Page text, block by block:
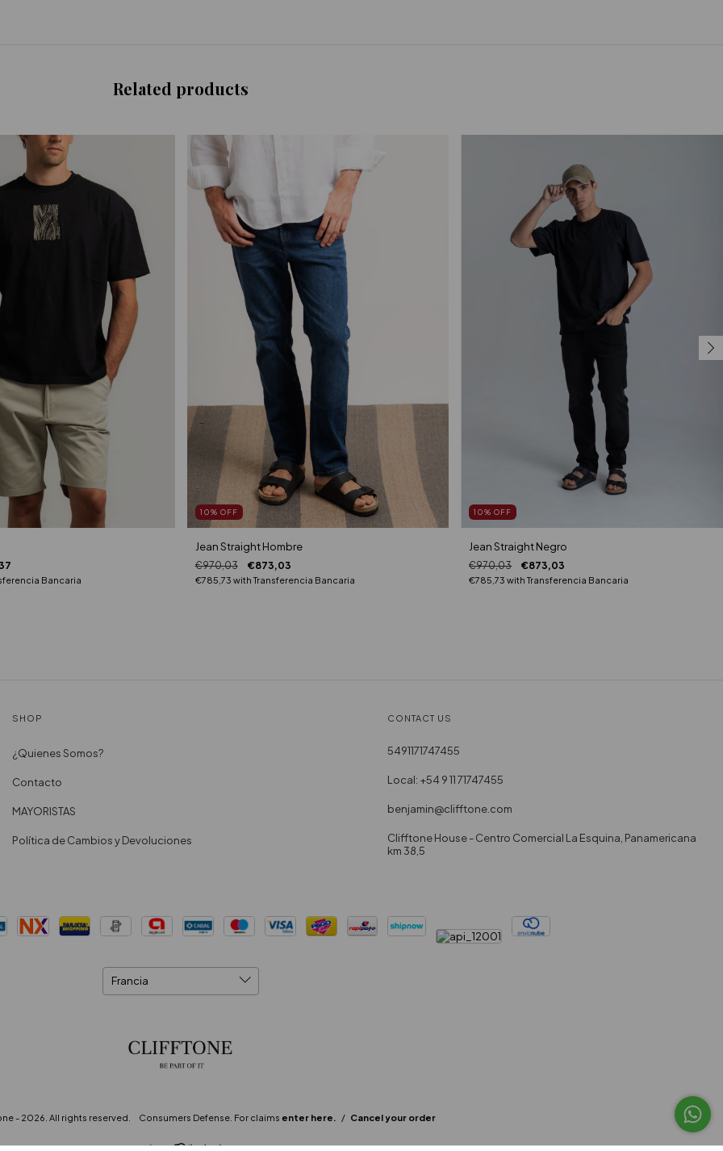
Related products
Bancaria
10% OFF
Jean Straight Hombre
€970,03 €873,03
€785,73 withTransferencia Bancaria
10%OFF
Jean Straight Negro
€970,03 €873,03
€785,73with Transferencia Bancaria
SHOP
¿Quienes Somos?
Contacto
MAYORISTAS
Política de Cambios y Devoluciones
CONTACT US
5491171747455
Local: +54 9 11 71747455
benjamin@clifftone.com
Clifftone House - Centro Comercial La Esquina, Panamericana
km 38,5
- 2026. All rights reserved. Consumers Defense. For claims enter here. / Cancel your order